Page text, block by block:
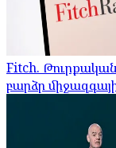
Fitch.
բարձր